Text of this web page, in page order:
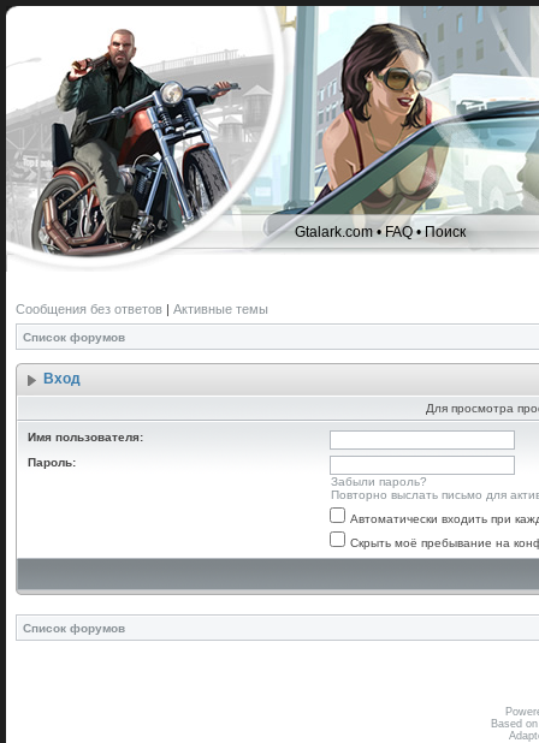
Gtalark.com •FAQ•Поиск
Сообщения без ответов | Активные темы
Список форумов
Вход
Для просмотра
Имя пользователя:
Пароль:
Забыли пароль?
Повторно выслать письмо для
Автоматически входить при
Скрыть моё пребывание на
Список форумов
Based